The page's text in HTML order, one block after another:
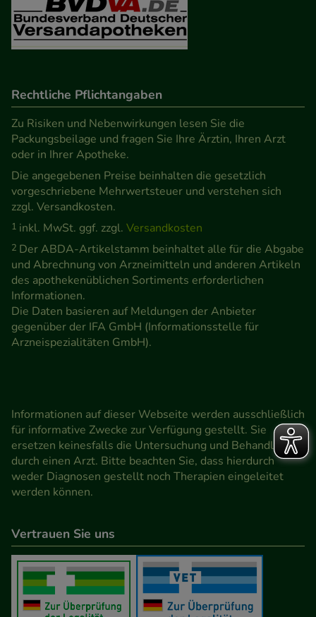
Verhaltensweisen (z.B. Spracheinstellung)
anzupassen. Komfort-Cookies ermöglichen es uns
auch auf Ihre Bedürfnisse zugeschrittene Inhalte
Statistik & Tracking:Hierüber lassen sich
Informationen über die Art und Weise der Nutzung
unserer Website sammeln, mit deren Hilfe wir
unsere Website weiter für Sie optimieren können,
den Inhalt auf unserer Website aber auch die
zu gestalten. Bitte beachten Sie, dass Daten hierfür
teilweise an Dritte wie z.B. Google oder soziale
Medien übertragen werden.
Rechtliche Pflichtangaben
Zu Risiken und Nebenwirkungen lesen Sie die
Packungsbeilage und fragen Sie Ihre Ärztin, Ihren Arzt
oder in Ihrer Apotheke.
Die angegebenen Preise beinhalten die gesetzlich
vorgeschriebene Mehrwertsteuer und verstehen sich
zzgl. Versandkosten.
1 inkl. MwSt. ggf. zzgl. Versandkosten
2 Der ABDA-Artikelstamm beinhaltet alle für die Abgabe
und Abrechnung von Arzneimitteln und anderen Artikeln
des apothekenüblichen Sortiments erforderlichen
Informationen.
Die Daten basieren auf Meldungen der Anbieter
gegenüber der IFA GmbH (Informationsstelle für
Arzneispezialitäten GmbH).
Informationen auf dieser Webseite werden ausschließlich
für informative Zwecke zur Verfügung gestellt. Sie
ersetzen keinesfalls die Untersuchung und Behandlung
durch einen Arzt. Bitte beachten Sie, dass hierdurch
weder Diagnosen gestellt noch Therapien eingeleitet
werden können.
Vertrauen Sie uns